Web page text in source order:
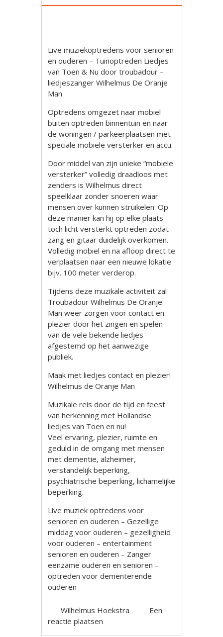
Live muziekoptredens voor senioren
en ouderen – Tuinoptreden Liedjes
van Toen & Nu door troubadour –
liedjeszanger Wilhelmus De Oranje
Man
Optredens omgezet naar mobiel
buiten optreden binnentuin en naar
de woningen / parkeerplaatsen met
speciale mobiele versterker en accu.
Door middel van zijn unieke “mobiele
versterker” volledig draadloos met
zenders is Wilhelmus direct
speelklaar zonder snoeren waar
mensen over kunnen struikelen. Op
deze manier kan hij op elke plaats
toch licht versterkt optreden zodat
zang en gitaar duidelijk overkomen.
Volledig mobiel en na afloop direct te
verplaatsen naar een nieuwe lokatie
bijv. 100 meter verderop.
Tijdens deze muzikale activiteit zal
Troubadour Wilhelmus De Oranje
Man weer zorgen voor contact en
plezier door het zingen en spelen
van de vele bekende liedjes
afgestemd op het aanwezige
publiek.
Maak met liedjes contact en plezier!
Wilhelmus de Oranje Man
Muzikale reis door de tijd en feest
van herkenning met Hollandse
liedjes van Toen en nu!
Veel ervaring, plezier, ruimte en
geduld in de omgang met mensen
met dementie, alzheimer,
verstandelijk beperking,
psychiatrische beperking, lichamelijke
beperking.
Live muziek optredens voor
senioren en ouderen – Gezellige
middag voor ouderen – gezelligheid
voor ouderen – entertainment
senioren en ouderen – Zanger
eenzame ouderen en senioren –
optreden voor dementerende
ouderen
Wilhelmus Hoekstra
Een
reactie plaatsen